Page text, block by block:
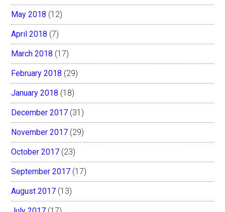
May 2018 (12)
April 2018 (7)
March 2018 (17)
February 2018 (29)
January 2018 (18)
December 2017 (31)
November 2017 (29)
October 2017 (23)
September 2017 (17)
August 2017 (13)